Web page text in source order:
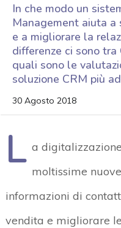
In che modo un
Management aiuta a
e a migliorare la
differenze ci sono
quali sono le
soluzione CRM più
30 Agosto 2018
L a
moltissime
informazioni di
vendita e migliorare